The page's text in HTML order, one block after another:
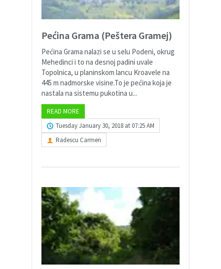
Pećina Grama (Peštera Gramej)
Pećina Grama nalazi se u selu Podeni, okrug
Mehedinci i to na desnoj padini uvale
Topolnica, u planinskom lancu Kroavele na
445 m nadmorske visine.To je pećina koja je
nastala na sistemu pukotina u...
READ MORE
Tuesday January 30, 2018 at 07:25 AM
Radescu Carmen